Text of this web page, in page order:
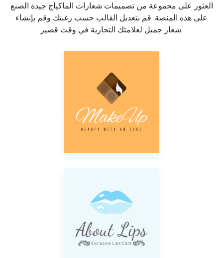
العثور على مجموعة من تصميمات شعارات الماكياج جيدة الصنع
على هذه المنصة. قم بتعديل القالب حسب رغبتك وقم بإنشاء
شعار جميل لعلامتك التجارية في وقت قصير.